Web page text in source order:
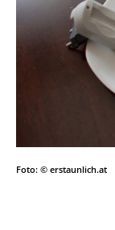
Foto: © erstaunlich.at